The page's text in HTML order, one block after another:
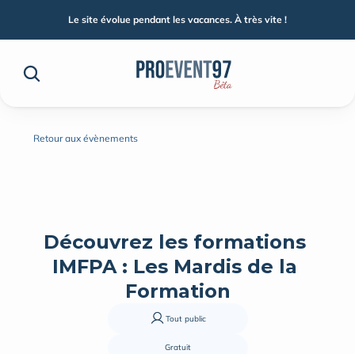
Retour aux évènements
Découvrez les formations
IMFPA : Les Mardis de la
Formation
Tout public
Gratuit
Le site évolue pendant les vacances. À très vite !